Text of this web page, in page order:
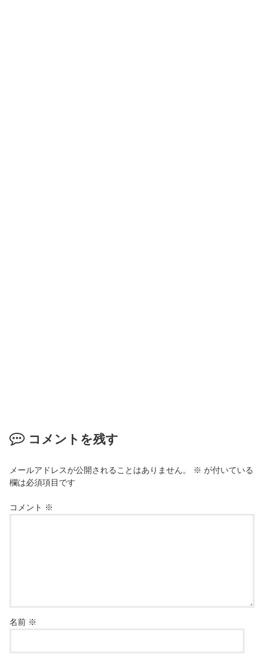
コメントを残す
メールアドレスが公開されることはありません。 ※ が付いている
欄は必須項目です
コメント ※
名前 ※